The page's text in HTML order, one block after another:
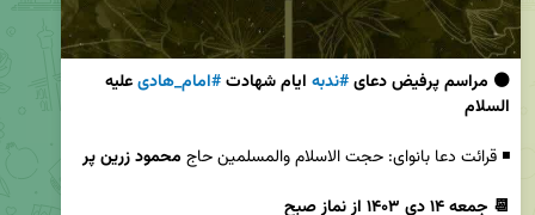
⚫️ مراسم پرفیض دعای #ندبه ایام شهادت #امام_هادی
السلام
◾️ قرائت دعا بانوای: حجت الاسلام والمسلمین حاج محمود زرین پر
📆 جمعه ۱۴ دی ۱۴۰۳ از نماز صبح